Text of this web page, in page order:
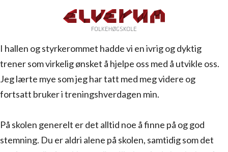
I hallen og styrkerommet hadde vi en ivrig og dyktig
trener som virkelig ønsket å hjelpe oss med å utvikle oss.
Jeg lærte mye som jeg har tatt med meg videre og
fortsatt bruker i treningshverdagen min.
På skolen generelt er det alltid noe å finne på og god
stemning. Du er aldri alene på skolen, samtidig som det